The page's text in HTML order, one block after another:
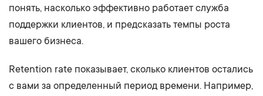
понять, насколько эффективно работает служба
поддержки клиентов, и предсказать темпы роста
вашего бизнеса.
Retention rate показывает, сколько клиентов остались
с вами за определенный период времени. Например,